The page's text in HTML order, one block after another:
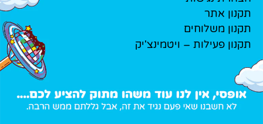
תקנון אתר
תקנון משלוחים
תקנון פעילות – ויטמינצ'יק